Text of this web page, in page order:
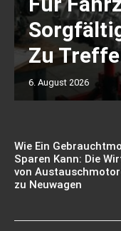
Zu
6. August 2026
Wie Ein
Sparen Kann: Die
von
zu Neuwagen